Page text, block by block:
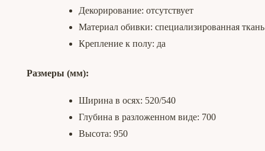
Декорирование: отсутствует
Материал обивки: специализированная ткань
Крепление к полу: да
Размеры (мм):
Ширина в осях: 520/540
Глубина в разложенном виде: 700
Высота: 950